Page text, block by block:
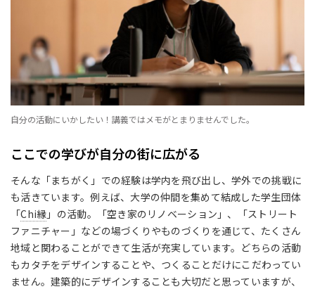
自分の活動にいかしたい！講義ではメモがとまりませんでした。
ここでの学びが自分の街に広がる
そんな「まちがく」での経験は学内を飛び出し、学外での挑戦に
も活きています。例えば、大学の仲間を集めて結成した学生団体
「Chi縁 」の活動。「空き家のリノベーション」、「ストリート
ファニチャー」などの場づくりやものづくりを通じて、たくさん
地域と関わることができて生活が充実しています。どちらの活動
もカタチをデザインすることや、つくることだけにこだわってい
ません。建築的にデザインすることも大切だと思っていますが、